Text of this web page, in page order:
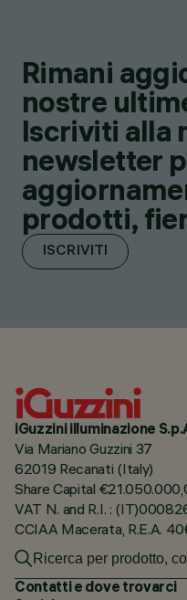
Rimani
nostre
Iscriviti alla
newsletter
prodotti,
ISCRIVITI
iGuzzini illuminazione
Via Mariano Guzzini 37
62019 Recanati (Italy)
Share Capital
VAT N. and R.I. :
CCIAA Macerata, R.E.A.
Contatti e dove trovarci